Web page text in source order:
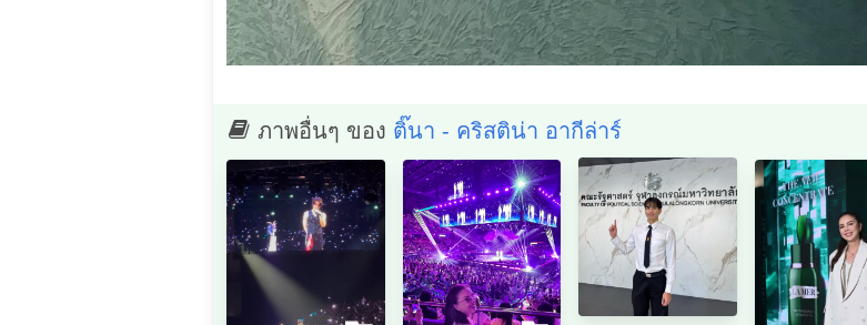
ภาพอื่นๆ ของ ติ๊นา - คริสติน่า อากีล่าร์